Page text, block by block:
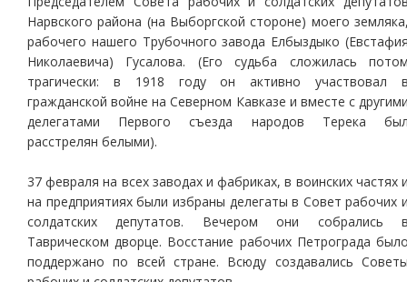
Нарвского района (на Выборгской стороне) моего
рабочего нашего Трубочного завода Елбыздыко
Николаевича) Гусалова. (Его судьба сложилась
трагически: в 1918 году он активно участвовал
гражданской войне на Северном Кавказе и вместе с
делегатами Первого съезда народов Терека
расстрелян белыми).
37 февраля на всех заводах и фабриках, в воинских частях
на предприятиях были избраны делегаты в Совет рабочих
солдатских депутатов. Вечером они собрались
Таврическом дворце. Восстание рабочих Петрограда
поддержано по всей стране. Всюду создавались